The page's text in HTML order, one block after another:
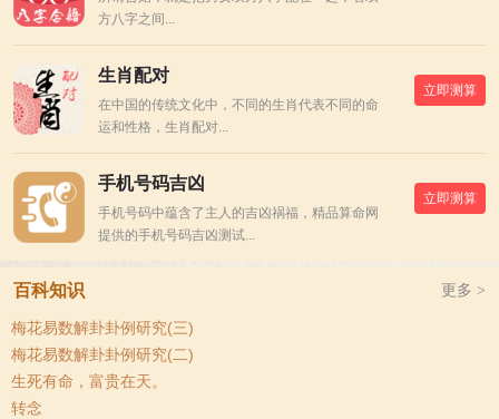
方八字之间...
生肖配对
在中国的传统文化中，不同的生肖代表不同的命
运和性格，生肖配对...
立即测算
手机号码吉凶
手机号码中蕴含了主人的吉凶祸福，精品算命网
提供的手机号码吉凶测试...
立即测算
百科知识 更多 >
梅花易数解卦卦例研究(三)
梅花易数解卦卦例研究(二)
生死有命，富贵在天。
转念